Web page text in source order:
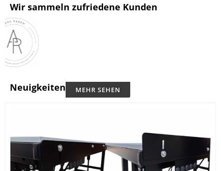
Wir sammeln zufriedene Kunden
Neuigkeiten MEHR SEHEN